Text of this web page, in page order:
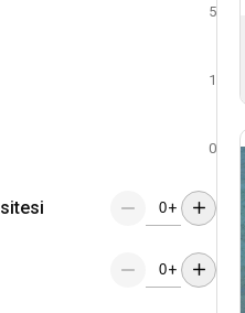
5
1
0
+
+